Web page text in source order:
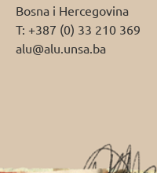
Bosna i Hercegovina
T: +387 (0) 33 210 369
alu@alu.unsa.ba